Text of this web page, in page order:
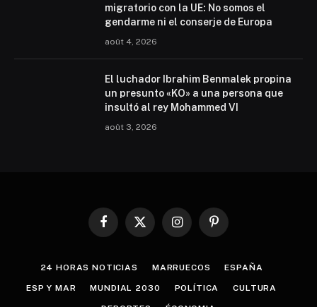
migratorio con la UE: No somos el
gendarme ni el conserje de Europa
août 4, 2026
El luchador Ibrahim Benmalek propina
un presunto «KO» a una persona que
insultó al rey Mohammed VI
août 3, 2026
Facebook
X
InstagramPinterest
24 HORAS NOTICIAS MARRUECOS ESPAÑA
ESP Y MAR MUNDIAL 2030 POLÍTICA CULTURA